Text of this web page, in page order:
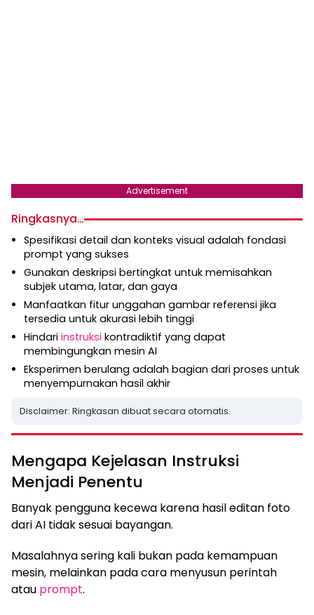
Advertisement
Ringkasnya…
Spesifikasi detail dan konteks visual adalah fondasi
prompt yang sukses
Gunakan deskripsi bertingkat untuk memisahkan
subjek utama, latar, dan gaya
Manfaatkan fitur unggahan gambar referensi jika
tersedia untuk akurasi lebih tinggi
Hindari instruksi kontradiktif yang dapat
membingungkan mesin AI
Eksperimen berulang adalah bagian dari proses untuk
menyempurnakan hasil akhir
Disclaimer: Ringkasan dibuat secara otomatis.
Mengapa Kejelasan Instruksi
Menjadi Penentu
Banyak pengguna kecewa karena hasil editan foto
dari AI tidak sesuai bayangan.
Masalahnya sering kali bukan pada kemampuan
mesin, melainkan pada cara menyusun perintah
atau prompt.